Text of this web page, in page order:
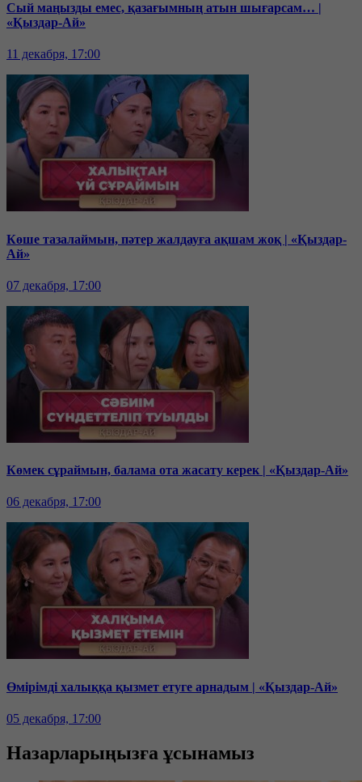
Сый маңызды емес, қазағымның атын шығарсам… |
«Қыздар-Ай»
11 декабря, 17:00
Көше тазалаймын, пәтер жалдауға ақшам жоқ | «Қыздар-
Ай»
07 декабря, 17:00
Көмек сұраймын, балама ота жасату керек | «Қыздар-Ай»
06 декабря, 17:00
Өмірімді халыққа қызмет етуге арнадым | «Қыздар-Ай»
05 декабря, 17:00
Назарларыңызға ұсынамыз